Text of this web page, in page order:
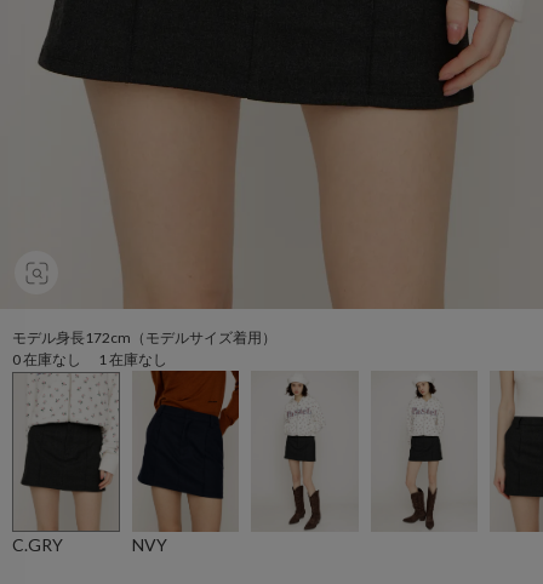
モデル身長172cm（モデルサイズ着用）
0 在庫なし 1 在庫なし
C.GRY NVY